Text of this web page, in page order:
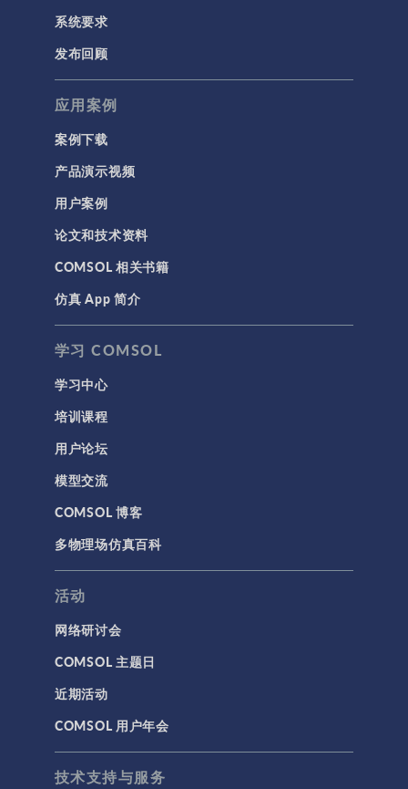
系统要求
发布回顾
应用案例
案例下载
产品演示视频
用户案例
论文和技术资料
COMSOL 相关书籍
仿真 App 简介
学习 COMSOL
学习中心
培训课程
用户论坛
模型交流
COMSOL 博客
多物理场仿真百科
活动
网络研讨会
COMSOL 主题日
近期活动
COMSOL 用户年会
技术支持与服务